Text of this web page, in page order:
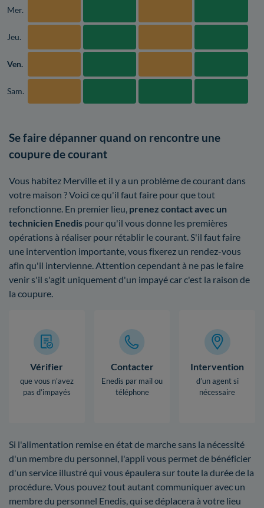
Mer.
Jeu.
Ven.
Sam.
Se faire dépanner quand on rencontre une
coupure de courant
Vous habitez Merville et il y a un problème de courant dans
votre maison ? Voici ce qu'il faut faire pour que tout
refonctionne. En premier lieu, prenez contact avec un
technicien Enedis pour qu'il vous donne les premières
opérations à réaliser pour rétablir le courant. S'il faut faire
une intervention importante, vous fixerez un rendez-vous
afin qu'il intervienne. Attention cependant à ne pas le faire
venir s'il s'agit uniquement d'un impayé car c'est la raison de
la coupure.
Vérifier
que vous n’avez
pas d’impayés
Contacter
Enedis par mail ou
téléphone
Intervention
d’un agent si
nécessaire
Si l'alimentation remise en état de marche sans la nécessité
d'un membre du personnel, l'appli vous permet de bénéficier
d'un service illustré qui vous épaulera sur toute la durée de la
procédure. Vous pouvez tout autant communiquer avec un
membre du personnel Enedis, qui se déplacera à votre lieu